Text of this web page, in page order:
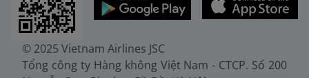
© 2025 Vietnam Airlines JSC
Tổng công ty Hàng không Việt Nam - CTCP. Số 200